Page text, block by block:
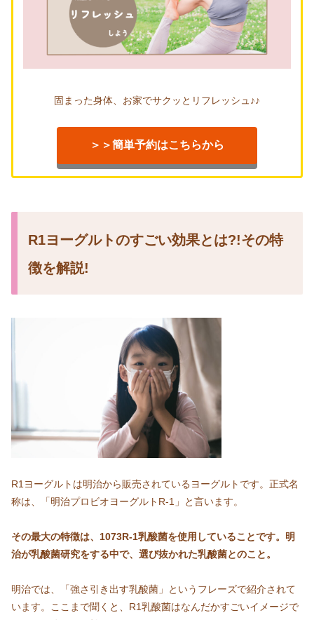
固まった身体、お家でサクッとリフレッシュ♪♪
＞＞簡単予約はこちらから
R1ヨーグルトのすごい効果とは?!その特
徴を解説!
R1ヨーグルトは明治から販売されているヨーグルトです。正式名
称は、「明治プロビオヨーグルトR-1」と言います。
その最大の特徴は、1073R-1乳酸菌を使用していることです。明
治が乳酸菌研究をする中で、選び抜かれた乳酸菌とのこと。
明治では、「強さ引き出す乳酸菌」というフレーズで紹介されて
います。ここまで聞くと、R1乳酸菌はなんだかすごいイメージで